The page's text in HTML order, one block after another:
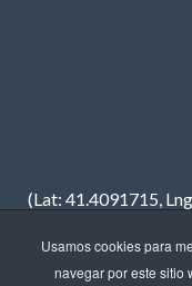
(Lat: 41.4091715,
Usamos cookies para
navegar por este sitio